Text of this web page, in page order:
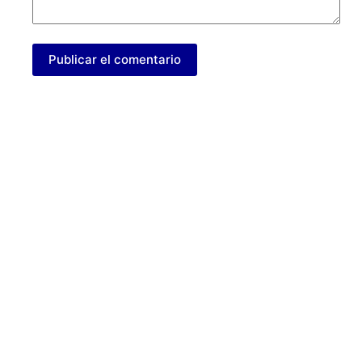
Publicar el comentario